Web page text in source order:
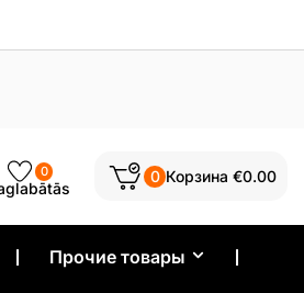
0 0 Корзина €0.00
❘ Прочие товары ❘